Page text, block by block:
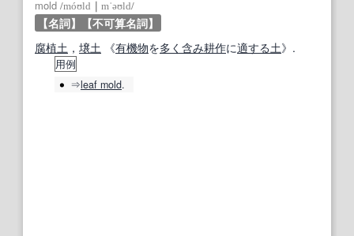
mold /móʊld mˈəʊld/
【名詞】
【不可算名詞】
腐植土 ， 壌土 《有機物を多く 含み耕作に適する土》.
用例
⇒leaf mold.